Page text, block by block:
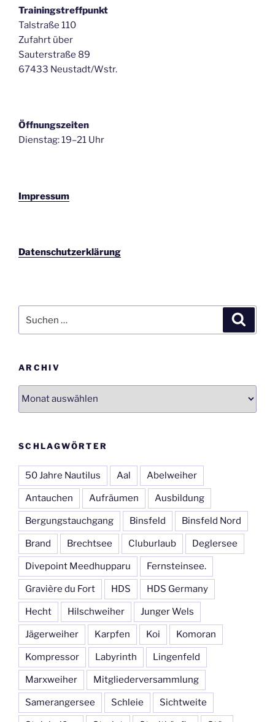
Trainingstreffpunkt
Talstraße 110
Zufahrt über
Sauterstraße 89
67433 Neustadt/Wstr.
Öffnungszeiten
Dienstag: 19–21 Uhr
Impressum
Datenschutzerklärung
nach:
ARCHIV
Archiv
SCHLAGWÖRTER
50 Jahre Nautilus Aal Abelweiher
Antauchen Aufräumen Ausbildung
Bergungstauchgang Binsfeld Binsfeld Nord
Brand Brechtsee Cluburlaub Deglersee
Divepoint Meedhupparu Fernsteinsee.
Gravière du Fort HDS HDS Germany
Hecht Hilschweiher Junger Wels
Jägerweiher Karpfen Koi Komoran
Kompressor Labyrinth Lingenfeld
Marxweiher Mitgliederversammlung
Samerangersee Schleie Sichtweite